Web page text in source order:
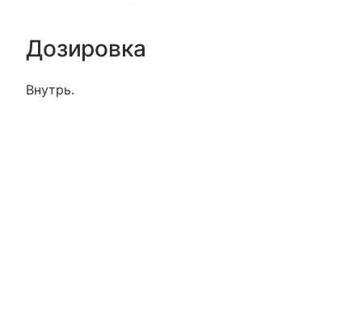
Дозировка
Внутрь.